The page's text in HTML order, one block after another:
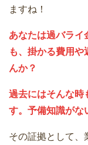
ますね！
あなたは過バライ
も、掛かる費用
んか？
過去にはそんな時
す。予備知識がな
その証拠として、